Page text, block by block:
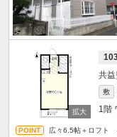
敷
1階
広々6.5帖＋ロフト